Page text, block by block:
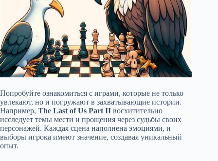
Попробуйте ознакомиться с играми, которые не только
увлекают, но и погружают в захватывающие истории.
Например, The Last of Us Part II восхитительно
исследует темы мести и прощения через судьбы своих
персонажей. Каждая сцена наполнена эмоциями, и
выборы игрока имеют значение, создавая уникальный
опыт.